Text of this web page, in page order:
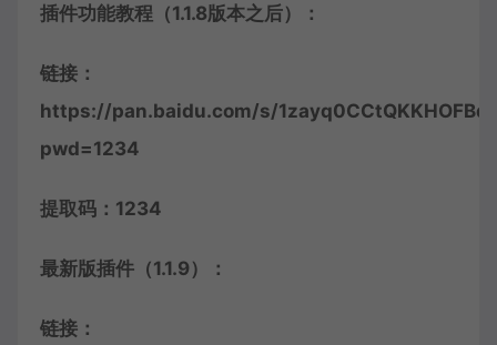
插件功能教程（1.1.8版本之后）：
链接：
https://pan.baidu.com/s/
pwd=1234
提取码：1234
最新版插件（1.1.9）：
链接：